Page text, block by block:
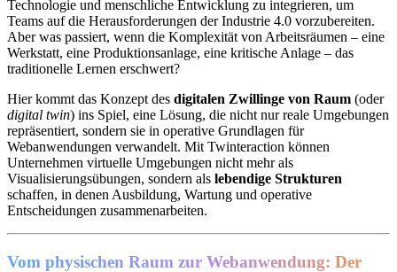
Technologie und menschliche Entwicklung zu integrieren, um
Teams auf die Herausforderungen der Industrie 4.0 vorzubereiten.
Aber was passiert, wenn die Komplexität von Arbeitsräumen – eine
Werkstatt, eine Produktionsanlage, eine kritische Anlage – das
traditionelle Lernen erschwert?
Hier kommt das Konzept des digitalen Zwillinge von Raum (oder
digital twin) ins Spiel, eine Lösung, die nicht nur reale Umgebungen
repräsentiert, sondern sie in operative Grundlagen für
Webanwendungen verwandelt. Mit Twinteraction können
Unternehmen virtuelle Umgebungen nicht mehr als
Visualisierungsübungen, sondern als lebendige Strukturen
schaffen, in denen Ausbildung, Wartung und operative
Entscheidungen zusammenarbeiten.
Vom physischen Raum zur Webanwendung: Der